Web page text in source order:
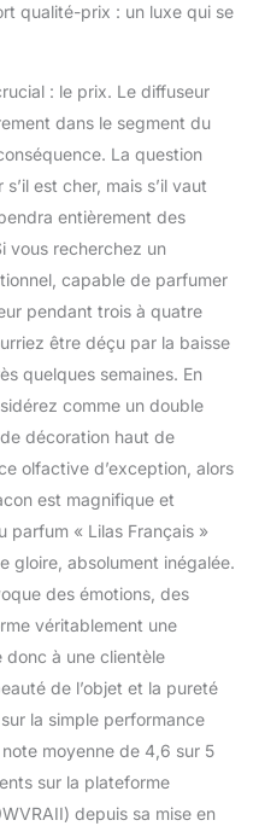
qualité-prix : un luxe qui se
: le prix. Le diffuseur
dans le segment du
La question
est cher, mais s’il vaut
entièrement des
vous recherchez un
capable de parfumer
pendant trois à quatre
être déçu par la baisse
quelques semaines. En
comme un double
décoration haut de
olfactive d’exception, alors
est magnifique et
parfum « Lilas Français »
gloire, absolument inégalée.
des émotions, des
véritablement une
donc à une clientèle
de l’objet et la pureté
la simple performance
moyenne de 4,6 sur 5
sur la plateforme
depuis sa mise en